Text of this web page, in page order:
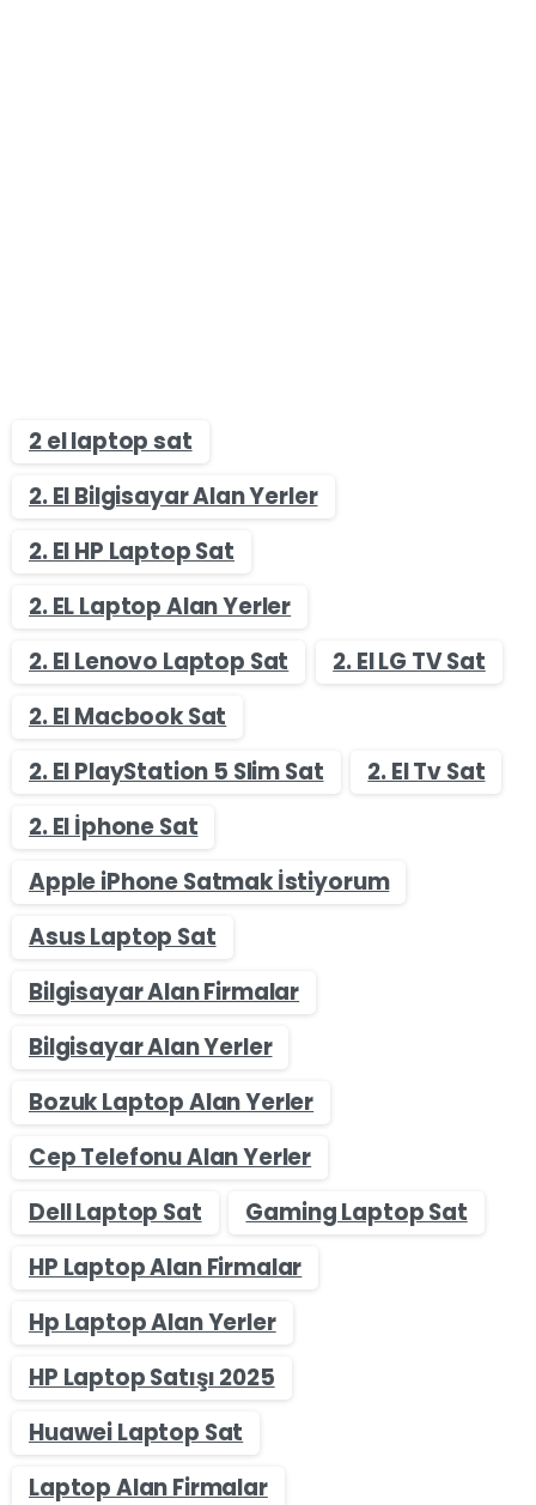
2 el laptop sat
2. El Bilgisayar Alan Yerler
2. El HP Laptop Sat
2. EL Laptop Alan Yerler
2. El Lenovo Laptop Sat
2. El LG TV Sat
2. El Macbook Sat
2. El PlayStation 5 Slim Sat
2. El Tv Sat
2. El İphone Sat
Apple iPhone Satmak İstiyorum
Asus Laptop Sat
Bilgisayar Alan Firmalar
Bilgisayar Alan Yerler
Bozuk Laptop Alan Yerler
Cep Telefonu Alan Yerler
Dell Laptop Sat
Gaming Laptop Sat
HP Laptop Alan Firmalar
Hp Laptop Alan Yerler
HP Laptop Satışı 2025
Huawei Laptop Sat
Laptop Alan Firmalar